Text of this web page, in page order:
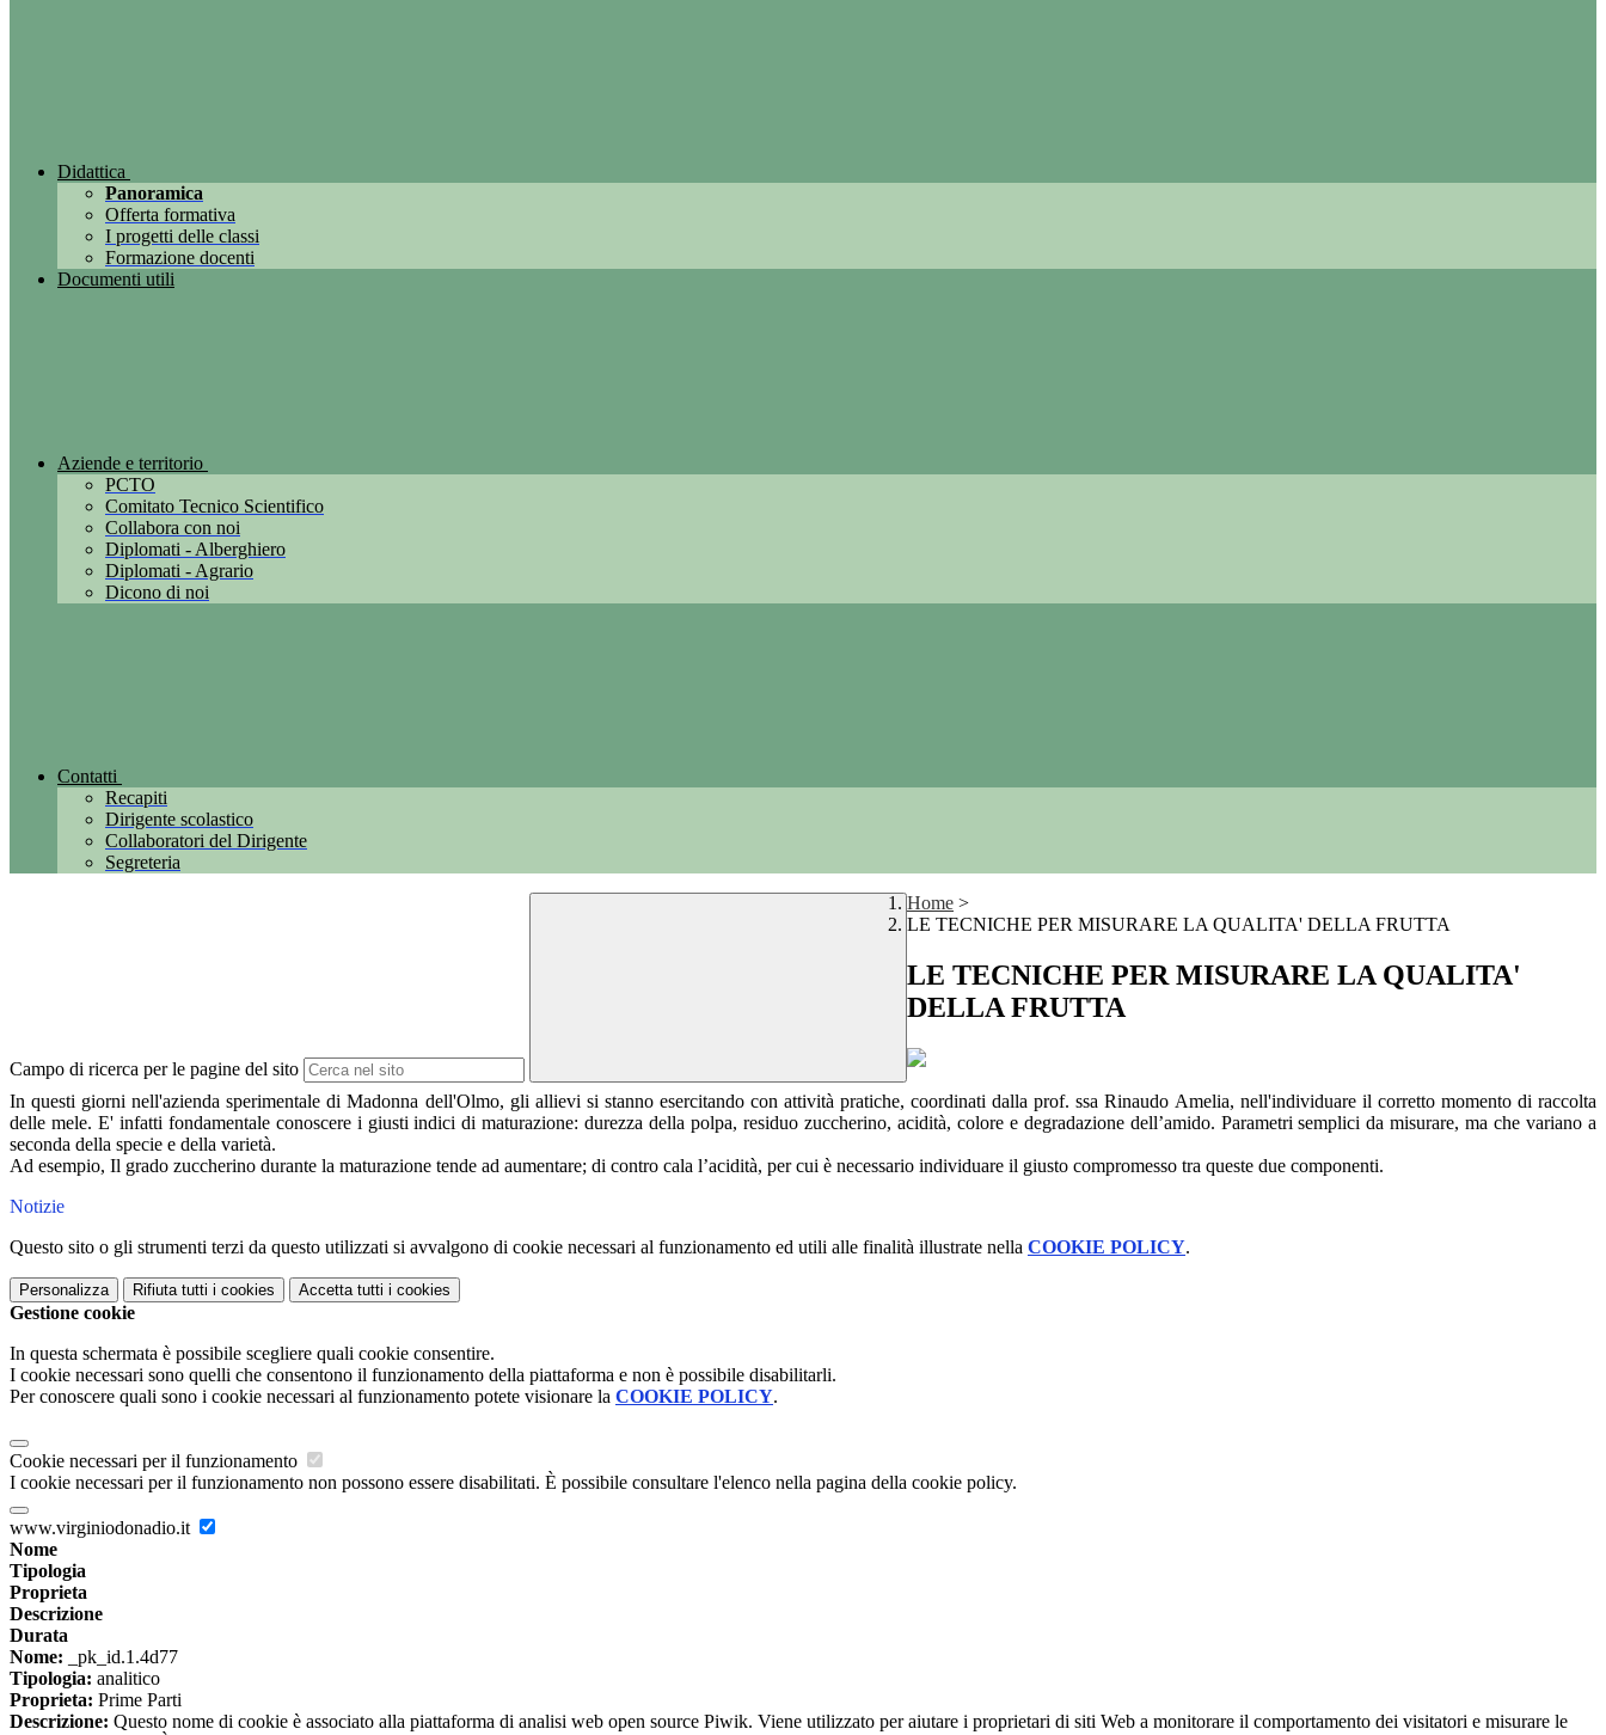
Didattica
Panoramica
Offerta formativa
I progetti delle classi
Formazione docenti
Documenti utili
Aziende e territorio
PCTO
Comitato Tecnico Scientifico
Collabora con noi
Diplomati - Alberghiero
Diplomati - Agrario
Dicono di noi
Contatti
Recapiti
Dirigente scolastico
Collaboratori del Dirigente
Segreteria
Campo di ricerca per le pagine del sito
Home >
LE TECNICHE PER MISURARE LA QUALITA' DELLA FRUTTA
LE TECNICHE PER MISURARE LA QUALITA'
DELLA FRUTTA
In questi giorni nell'azienda sperimentale di Madonna dell'Olmo, gli allievi si stanno esercitando con attività pratiche, coordinati dalla prof. ssa Rinaudo Amelia, nell'individuare il corretto momento di raccolta
delle mele. E' infatti fondamentale conoscere i giusti indici di maturazione: durezza della polpa, residuo zuccherino, acidità, colore e degradazione dell’amido. Parametri semplici da misurare, ma che variano a
seconda della specie e della varietà.
Ad esempio, Il grado zuccherino durante la maturazione tende ad aumentare; di contro cala l’acidità, per cui è necessario individuare il giusto compromesso tra queste due componenti.
Notizie
Questo sito o gli strumenti terzi da questo utilizzati si avvalgono di cookie necessari al funzionamento ed utili alle finalità illustrate nella COOKIE POLICY.
Personalizza Rifiuta tutti i cookies Accetta tutti i cookies
Gestione cookie
In questa schermata è possibile scegliere quali cookie consentire.
I cookie necessari sono quelli che consentono il funzionamento della piattaforma e non è possibile disabilitarli.
Per conoscere quali sono i cookie necessari al funzionamento potete visionare la COOKIE POLICY.
Cookie necessari per il funzionamento
I cookie necessari per il funzionamento non possono essere disabilitati. È possibile consultare l'elenco nella pagina della cookie policy.
www.virginiodonadio.it
Nome
Tipologia
Proprieta
Descrizione
Durata
Nome: _pk_id.1.4d77
Tipologia: analitico
Proprieta: Prime Parti
Descrizione: Questo nome di cookie è associato alla piattaforma di analisi web open source Piwik. Viene utilizzato per aiutare i proprietari di siti Web a monitorare il comportamento dei visitatori e misurare le